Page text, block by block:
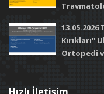
Kırıkları''
Ortopedi